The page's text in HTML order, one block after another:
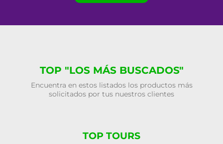
TOP "LOS MÁS BUSCADOS"
Encuentra en estos listados los productos más
solicitados por tus nuestros clientes
TOP TOURS